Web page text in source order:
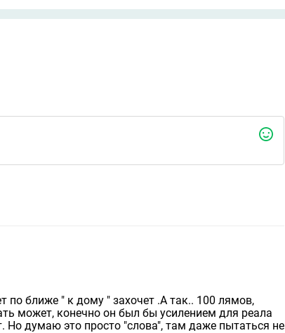
по ближе " к дому " захочет .А так.. 100 лямов,
может, конечно он был бы усилением для реала
Но думаю это просто "слова", там даже пытаться не